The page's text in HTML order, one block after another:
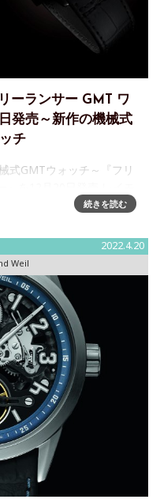
ーランサー GMT ワ
発売～新作の機械式
チ
式GMTウォッチ～『フリ
ン『フリーランサー』の
続きを読む
2022.4.20
Weil